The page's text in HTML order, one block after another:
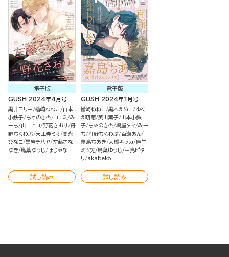
電子版
GUSH 2024年4月号
黒井モリー 楢崎ねねこ
山本
小鉄子 ちゃのき杏 ココミ み
ーち
山中ヒコ 野花さおり
丹
野ちくわぶ 天王寺ミオ 高永
ひなこ 黒岩チハヤ 左藤さな
ゆき
鳥葉ゆうじ ほじゃな
試し読み
電子版
GUSH 2024年1月号
楢崎ねねこ 黒木えぬこ
ゆく
え萌葱 美山薫子 山本小鉄
子 ちゃのき杏 鳩屋タマ みー
ち 丹野ちくわぶ 百瀬あん
嘉島ちあき 大橋キッカ 麻生
ミツ晃 鳥葉ゆうじ 三島ピタ
リ
akabeko
試し読み